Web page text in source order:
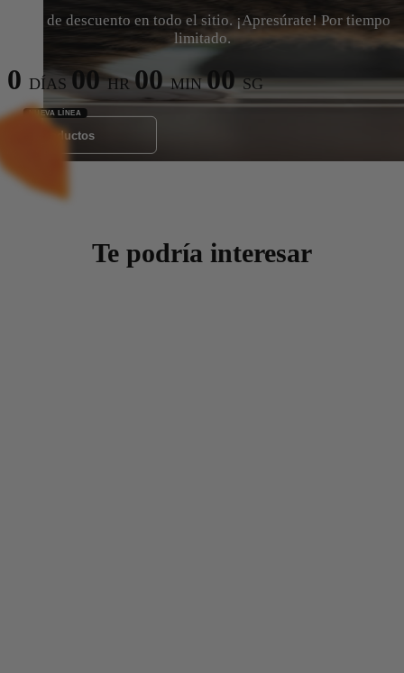
15% de descuento en todo el sitio. ¡Apresúrate! Por tiempo
limitado.
0 DÍAS 00HR00MIN00SG
Ver Productos
Te podría interesar